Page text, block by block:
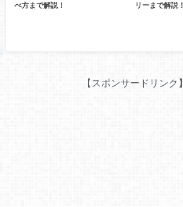
べ方まで解説！
リーまで解説！
【スポンサードリンク】